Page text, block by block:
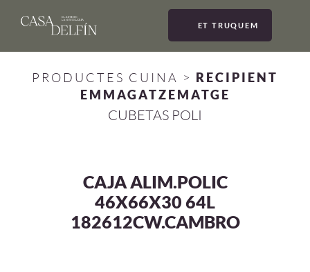
ET TRUQUEM
PRODUCTES CUINA > RECIPIENT
EMMAGATZEMATGE
CUBETAS POLI
CAJA ALIM.POLIC
46X66X30 64L
182612CW.CAMBRO